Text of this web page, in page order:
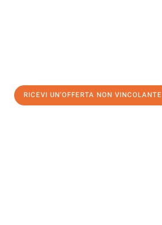
RICEVI UN'OFFERTA NON VINCOLANTE